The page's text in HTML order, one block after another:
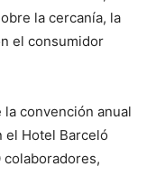
la cercanía, la
el consumidor
convención anual
el Hotel Barceló
colaboradores,